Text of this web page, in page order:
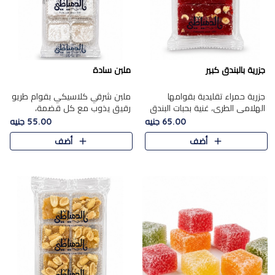
جزرية بالبندق كبير
جزرية حمراء تقليدية بقوامها
الهلامي الطري، غنية بحبات البندق
الفاخرة التي تضيف قرمشة راقية
إلى قوامها الناعم، لتقدم مزيجًا
متوازنًا من النكه..
65.00 جنيه
أضف
ملبن سادة
ملبن شرقي كلاسيكي بقوام طريو
رقيق يذوب مع كل قضمة،
مغطى بطبقة ناعمة من السكر
البودرة ليقدم المذاق الأصيل الذي
ارتبط بحلويات المولد التقليدي..
55.00 جنيه
أضف